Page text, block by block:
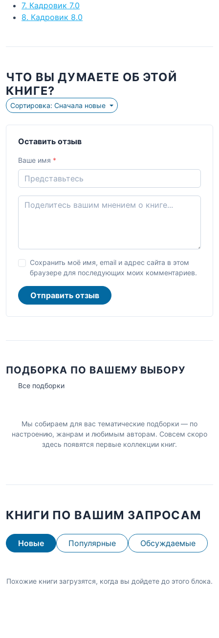
7. Кадровик 7.0
8. Кадровик 8.0
ЧТО ВЫ ДУМАЕТЕ ОБ ЭТОЙ
КНИГЕ?
Сортировка: Сначала новые
Оставить отзыв
Ваше имя *
Сохранить моё имя, email и адрес сайта в этом
браузере для последующих моих комментариев.
Отправить отзыв
ПОДБОРКА ПО ВАШЕМУ ВЫБОРУ
Все подборки
Мы собираем для вас тематические подборки — по
настроению, жанрам и любимым авторам. Совсем скоро
здесь появятся первые коллекции книг.
КНИГИ ПО ВАШИМ ЗАПРОСАМ
Новые Популярные Обсуждаемые
Похожие книги загрузятся, когда вы дойдете до этого блока.